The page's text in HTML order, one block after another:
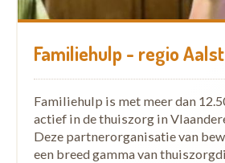
Familiehulp - regio Aalst
Familiehulp is met meer dan
actief in de thuiszorg in
Deze partnerorganisatie van
een breed gamma van